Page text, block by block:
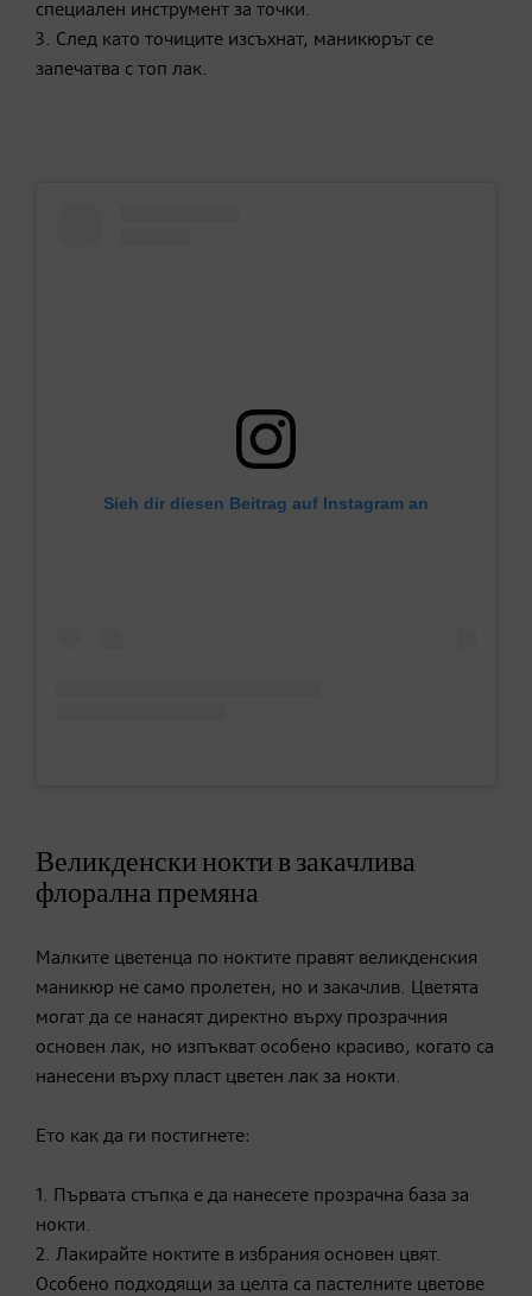
специален инструмент за точки.
3. След като точиците изсъхнат, маникюрът се
запечатва с топ лак.
Sieh dir diesen Beitrag auf Instagram an
Великденски нокти в закачлива
флорална премяна
Малките цветенца по ноктите правят великденския
маникюр не само пролетен, но и закачлив. Цветята
могат да се нанасят директно върху прозрачния
основен лак, но изпъкват особено красиво, когато са
нанесени върху пласт цветен лак за нокти.
Ето как да ги постигнете:
1. Първата стъпка е да нанесете прозрачна база за
нокти.
2. Лакирайте ноктите в избрания основен цвят.
Особено подходящи за целта са пастелните цветове